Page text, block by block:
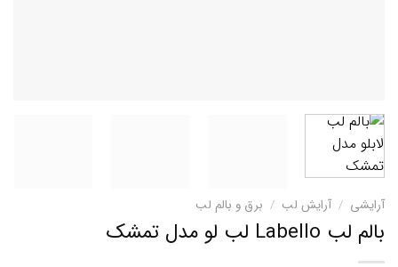
آرایشی / آرایش لب / برق و بالم لب
بالم لب Labello لب لو مدل تمشک